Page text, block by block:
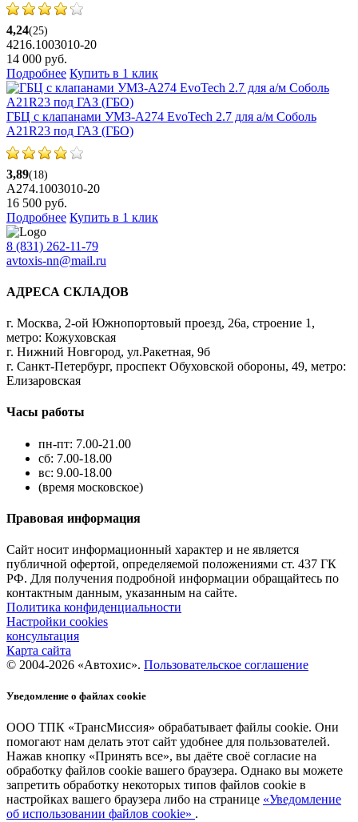
4,24(25)
4216.1003010-20
14 000 руб.
Подробнее Купить в 1 клик
ГБЦ с клапанами УМЗ-A274 EvoTech 2.7 для а/м Соболь
A21R23 под ГАЗ (ГБО)
3,89(18)
А274.1003010-20
16 500 руб.
Подробнее Купить в 1 клик
8 (831) 262-11-79
avtoxis-nn@mail.ru
АДРЕСА СКЛАДОВ
г. Москва, 2-ой Южнопортовый проезд, 26а, строение 1,
метро: Кожуховская
г. Нижний Новгород, ул.Ракетная, 9б
г. Санкт-Петербург, проспект Обуховской обороны, 49, метро:
Елизаровская
Часы работы
пн-пт: 7.00-21.00
сб: 7.00-18.00
вс: 9.00-18.00
(время московское)
Правовая информация
Сайт носит информационный характер и не является
публичной офертой, определяемой положениями ст. 437 ГК
РФ. Для получения подробной информации обращайтесь по
контактным данным, указанным на сайте.
Политика конфиденциальности
Настройки cookies
консультация
Карта сайта
© 2004-2026 «Автохис». Пользовательское соглашение
Уведомление о файлах cookie
ООО ТПК «ТрансМиссия» обрабатывает файлы cookie. Они
помогают нам делать этот сайт удобнее для пользователей.
Нажав кнопку «Принять все», вы даёте своё согласие на
обработку файлов cookie вашего браузера. Однако вы можете
запретить обработку некоторых типов файлов cookie в
настройках вашего браузера либо на странице «Уведомление
об использовании файлов cookie» .